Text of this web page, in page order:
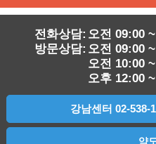
전화상담:
방문상담:
오전 09:00
오전 09:00
오전 10:00
오후 12:00
강남센터 02-538-
약